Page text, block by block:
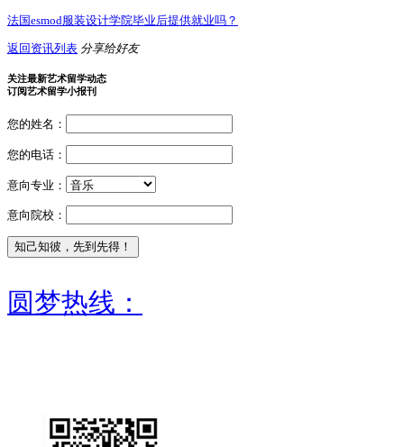
法国esmod服装设计学院毕业后提供就业吗？
返回资讯列表 分享给好友
关注最新艺术留学动态
订阅艺术留学小报刊
您的姓名：
您的电话：
意向专业：
意向院校：
圆梦热线：